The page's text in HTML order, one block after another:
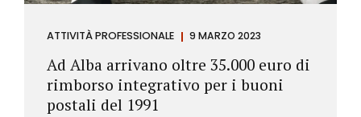
ATTIVITÀ PROFESSIONALE 9 MARZO 2023
Ad Alba arrivano oltre 35.000 euro di
rimborso integrativo per i buoni
postali del 1991